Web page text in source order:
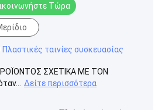
Τώρα
Πλαστικές ταινίες συσκευασίας
ΣΧΕΤΙΚΑ ΜΕ ΤΟΝ
Δείτε περισσότερα